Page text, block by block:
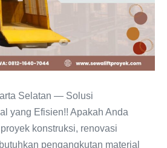
Selatan — Solusi
yang Efisien!! Apakah Anda
konstruksi, renovasi
pengangkutan material